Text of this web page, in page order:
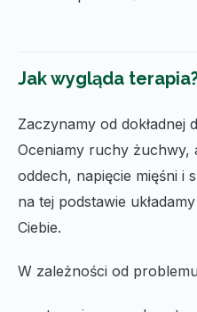
Jak wygląda
Zaczynamy od dokładnej
Oceniamy ruchy żuchwy,
oddech, napięcie mięśni i
na tej podstawie
Ciebie.
W zależności od